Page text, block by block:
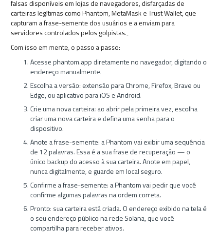
falsas disponíveis em lojas de navegadores, disfarçadas de
carteiras legítimas como Phantom, MetaMask e Trust Wallet, que
capturam a frase-semente dos usuários e a enviam para
servidores controlados pelos golpistas.
Com isso em mente, o passo a passo:
Acesse phantom.app diretamente no navegador, digitando o
endereço manualmente.
Escolha a versão: extensão para Chrome, Firefox, Brave ou
Edge, ou aplicativo para iOS e Android.
Crie uma nova carteira: ao abrir pela primeira vez, escolha
criar uma nova carteira e defina uma senha para o
dispositivo.
Anote a frase-semente: a Phantom vai exibir uma sequência
de 12 palavras. Essa é a sua frase de recuperação — o
único backup do acesso à sua carteira. Anote em papel,
nunca digitalmente, e guarde em local seguro.
Confirme a frase-semente: a Phantom vai pedir que você
confirme algumas palavras na ordem correta.
Pronto: sua carteira está criada. O endereço exibido na tela é
o seu endereço público na rede Solana, que você
compartilha para receber ativos.